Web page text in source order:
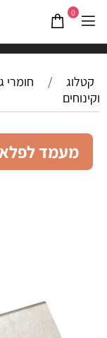
0
קטלוג / חומרי
וקינוחים
מעמד לפלאפל